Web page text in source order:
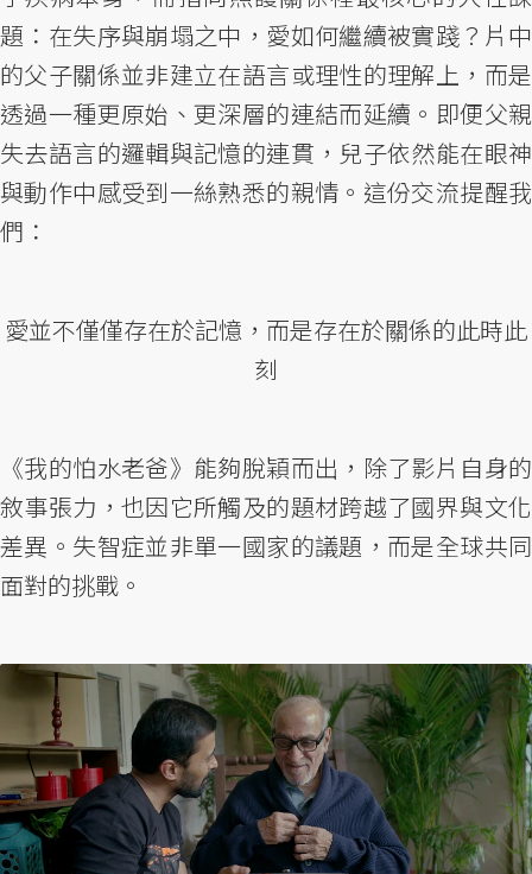
題：在失序與崩塌之中，愛如何繼續被實踐？片中
的父子關係並非建立在語言或理性的理解上，而是
透過一種更原始、更深層的連結而延續。即便父親
失去語言的邏輯與記憶的連貫，兒子依然能在眼神
與動作中感受到一絲熟悉的親情。這份交流提醒我
們：
愛並不僅僅存在於記憶，而是存在於關係的此時此
刻
《我的怕水老爸》能夠脫穎而出，除了影片自身的
敘事張力，也因它所觸及的題材跨越了國界與文化
差異。失智症並非單一國家的議題，而是全球共同
面對的挑戰。